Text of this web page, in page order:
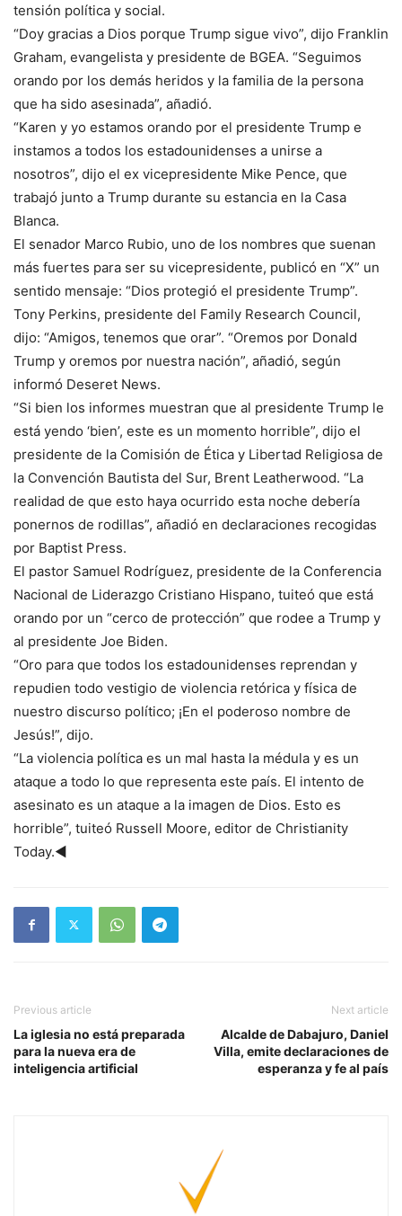
tensión política y social.
“Doy gracias a Dios porque Trump sigue vivo”, dijo Franklin
Graham, evangelista y presidente de BGEA. “Seguimos
orando por los demás heridos y la familia de la persona
que ha sido asesinada”, añadió.
“Karen y yo estamos orando por el presidente Trump e
instamos a todos los estadounidenses a unirse a
nosotros”, dijo el ex vicepresidente Mike Pence, que
trabajó junto a Trump durante su estancia en la Casa
Blanca.
El senador Marco Rubio, uno de los nombres que suenan
más fuertes para ser su vicepresidente, publicó en “X” un
sentido mensaje: “Dios protegió el presidente Trump”.
Tony Perkins, presidente del Family Research Council,
dijo: “Amigos, tenemos que orar”. “Oremos por Donald
Trump y oremos por nuestra nación”, añadió, según
informó Deseret News.
“Si bien los informes muestran que al presidente Trump le
está yendo ‘bien’, este es un momento horrible”, dijo el
presidente de la Comisión de Ética y Libertad Religiosa de
la Convención Bautista del Sur, Brent Leatherwood. “La
realidad de que esto haya ocurrido esta noche debería
ponernos de rodillas”, añadió en declaraciones recogidas
por Baptist Press.
El pastor Samuel Rodríguez, presidente de la Conferencia
Nacional de Liderazgo Cristiano Hispano, tuiteó que está
orando por un “cerco de protección” que rodee a Trump y
al presidente Joe Biden.
“Oro para que todos los estadounidenses reprendan y
repudien todo vestigio de violencia retórica y física de
nuestro discurso político; ¡En el poderoso nombre de
Jesús!”, dijo.
“La violencia política es un mal hasta la médula y es un
ataque a todo lo que representa este país. El intento de
asesinato es un ataque a la imagen de Dios. Esto es
horrible”, tuiteó Russell Moore, editor de Christianity
Today.◄
Previous article
La iglesia no está preparada
para la nueva era de
inteligencia artificial
Next article
Alcalde de Dabajuro, Daniel
Villa, emite declaraciones de
esperanza y fe al país